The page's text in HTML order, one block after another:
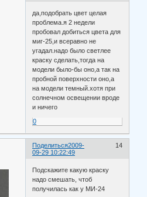
да,подобрать цвет целая
проблема.я 2 недели
пробовал добиться цвета для
миг-25,и всеравно не
угадал.надо было светлее
краску сделать,тогда на
модели было-бы оно,а так на
пробной поверхности оно,а
на модели темный.хотя при
солнечном освещении вроде
и ничего
0
Поделиться 14
2009-
09-29 10:22:49
Подскажите какую краску
надо смешать, чтоб
получилась как у МИ-24